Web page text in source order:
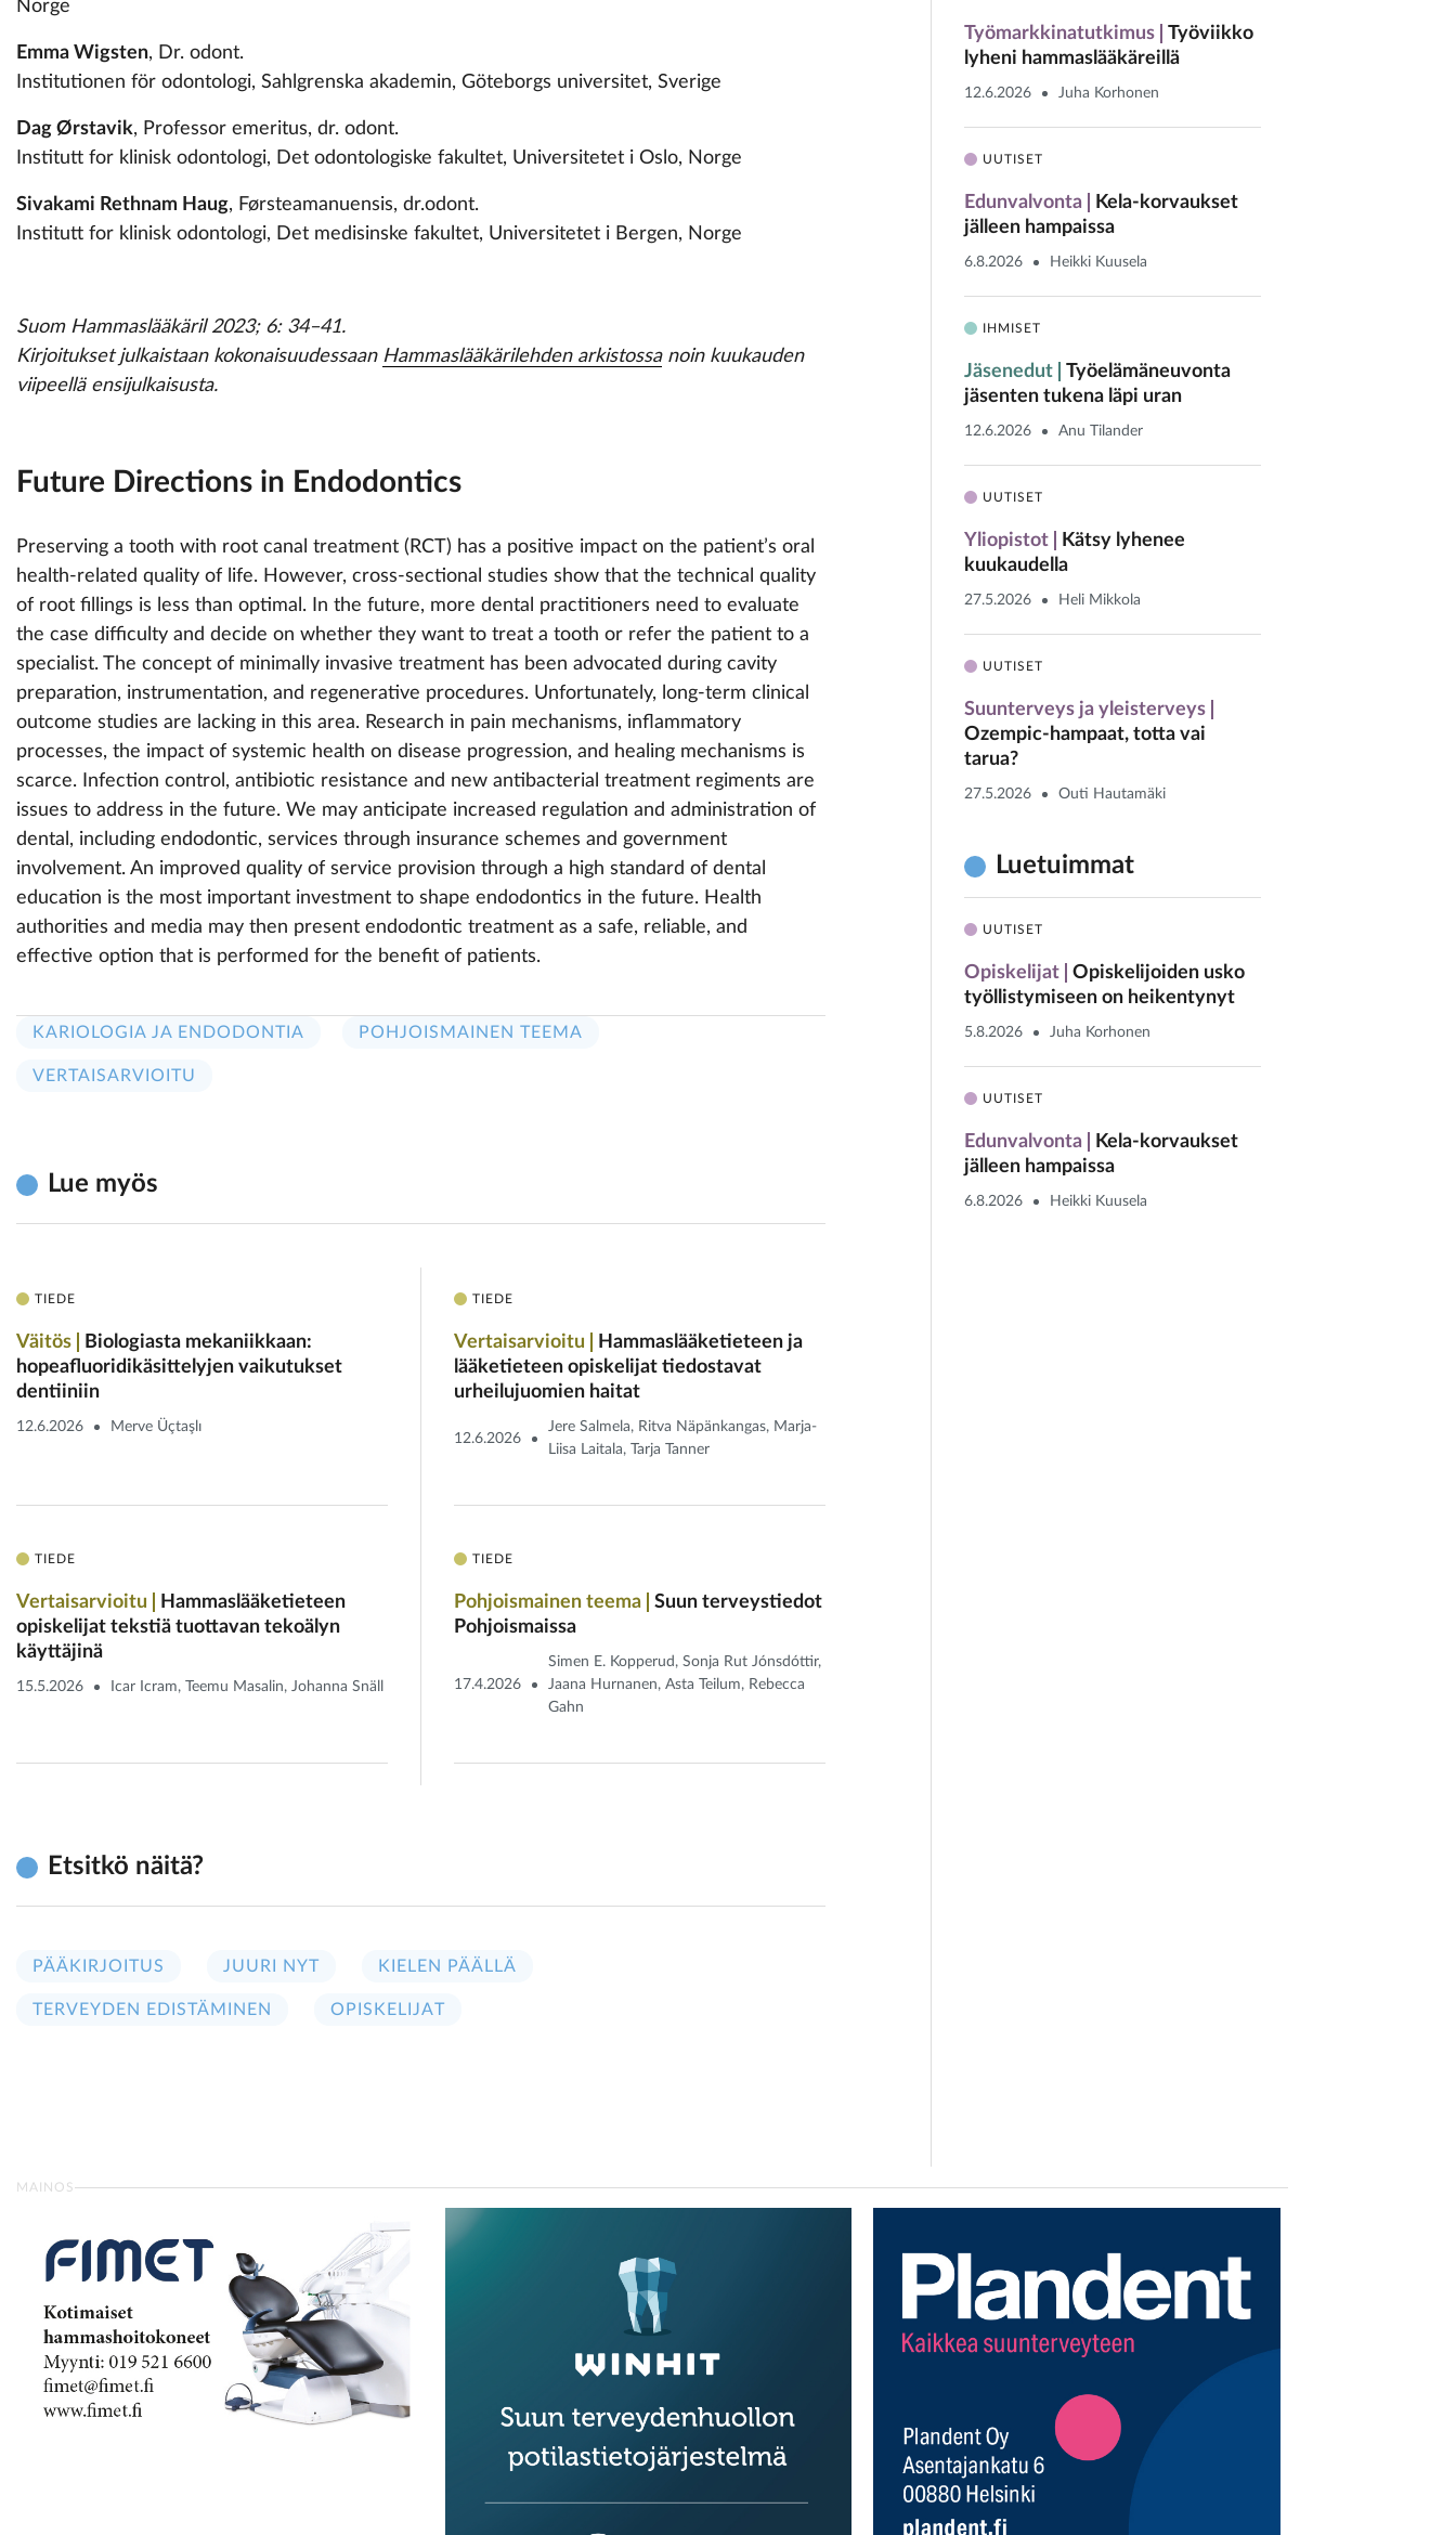
Norge
Emma Wigsten, Dr. odont.
Institutionen för odontologi, Sahlgrenska akademin, Göteborgs universitet, Sverige
Dag Ørstavik, Professor emeritus, dr. odont.
Institutt for klinisk odontologi, Det odontologiske fakultet, Universitetet i Oslo, Norge
Sivakami Rethnam Haug, Førsteamanuensis, dr.odont.
Institutt for klinisk odontologi, Det medisinske fakultet, Universitetet i Bergen, Norge
Suom Hammaslääkäril 2023; 6: 34–41.
Kirjoitukset julkaistaan kokonaisuudessaan Hammaslääkärilehden arkistossanoin kuukauden
viipeellä ensijulkaisusta.
Future Directions in Endodontics
Preserving a tooth with root canal treatment (RCT) has a positive impact on the patient’s oral
health-related quality of life. However, cross-sectional studies show that the technical quality
of root fillings is less than optimal. In the future, more dental practitioners need to evaluate
the case difficulty and decide on whether they want to treat a tooth or refer the patient to a
specialist. The concept of minimally invasive treatment has been advocated during cavity
preparation, instrumentation, and regenerative procedures. Unfortunately, long-term clinical
outcome studies are lacking in this area. Research in pain mechanisms, inflammatory
processes, the impact of systemic health on disease progression, and healing mechanisms is
scarce. Infection control, antibiotic resistance and new antibacterial treatment regiments are
issues to address in the future. We may anticipate increased regulation and administration of
dental, including endodontic, services through insurance schemes and government
involvement. An improved quality of service provision through a high standard of dental
education is the most important investment to shape endodontics in the future. Health
authorities and media may then present endodontic treatment as a safe, reliable, and
effective option that is performed for the benefit of patients.
KARIOLOGIA JA ENDODONTIA POHJOISMAINEN TEEMA
VERTAISARVIOITU
Lue myös
TIEDE
Väitös
Biologiasta mekaniikkaan:
hopeafluoridikäsittelyjen vaikutukset
dentiiniin
12.6.2026 Merve Üçtaşlı
TIEDE
Vertaisarvioitu
Hammaslääketieteen ja
lääketieteen opiskelijat tiedostavat
urheilu­juomien haitat
12.6.2026
Jere Salmela, Ritva Näpänkangas, Marja-
Liisa Laitala, Tarja Tanner
TIEDE
Vertaisarvioitu
Hammaslääketieteen
opiskelijat tekstiä tuottavan tekoälyn
käyttäjinä
15.5.2026 Icar Icram, Teemu Masalin, Johanna Snäll
TIEDE
Pohjoismainen teema
Suun terveystiedot
Pohjoismaissa
17.4.2026
Simen E. Kopperud, Sonja Rut Jónsdóttir,
Jaana Hurnanen, Asta Teilum, Rebecca
Gahn
Etsitkö näitä?
PÄÄKIRJOITUS JUURI NYT KIELEN PÄÄLLÄ
TERVEYDEN EDISTÄMINEN OPISKELIJAT
Työmarkkinatutkimus
Työviikko
lyheni hammaslääkäreillä
12.6.2026 Juha Korhonen
UUTISET
Edunvalvonta
Kela-korvaukset
jälleen hampaissa
6.8.2026 Heikki Kuusela
IHMISET
Jäsenedut
Työelämäneuvonta
jäsenten tukena läpi uran
12.6.2026 Anu Tilander
UUTISET
Yliopistot
Kätsy lyhenee
kuukaudella
27.5.2026 Heli Mikkola
UUTISET
Suunterveys ja yleisterveys
Ozempic-hampaat, totta vai
tarua?
27.5.2026 Outi Hautamäki
Luetuimmat
UUTISET
Opiskelijat
Opiskelijoiden usko
työllistymiseen on heikentynyt
5.8.2026 Juha Korhonen
UUTISET
Edunvalvonta
Kela-korvaukset
jälleen hampaissa
6.8.2026 Heikki Kuusela
MAINOS